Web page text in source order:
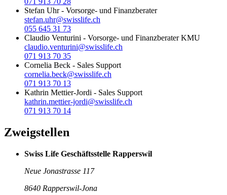
Stefan Uhr- Vorsorge- und Finanzberater
stefan.uhr@swisslife.ch
055 645 31 73
Claudio Venturini - Vorsorge- und Finanzberater KMU
claudio.venturini@swisslife.ch
071 913 70 35
Cornelia Beck - Sales Support
cornelia.beck@swisslife.ch
071 913 70 13
Kathrin Mettier-Jordi - Sales Support
kathrin.mettier-jordi@swisslife.ch
071 913 70 14
Zweigstellen
Swiss Life Geschäftsstelle Rapperswil
Neue Jonastrasse 117
8640 Rapperswil-Jona